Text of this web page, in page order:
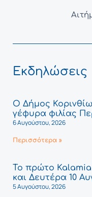
Εκδηλώσεις
Ο Δήμος
γέφυρα φιλίας
6 Αυγούστου, 2026
Περισσότερα »
Το πρώτο Kalamia
και Δευτέρα 10
5 Αυγούστου, 2026